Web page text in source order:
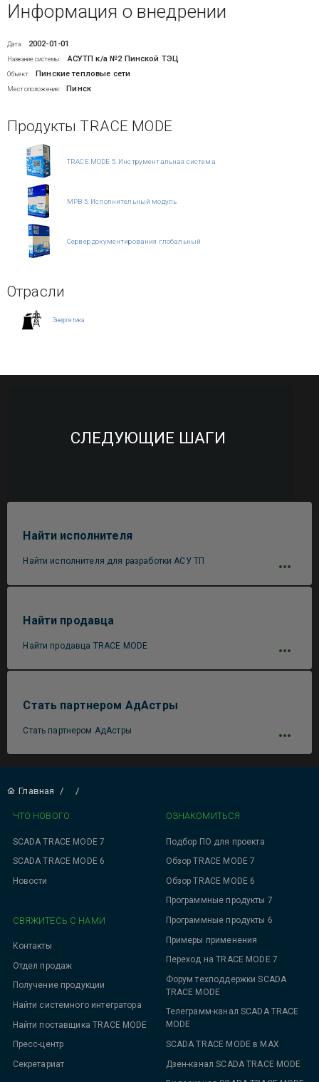
Информация о внедрении
Дата: 2002-01-01
Название системы: АСУТП к/а №2 Пинской ТЭЦ
Объект: Пинские тепловые сети
Местоположение: Пинск
Продукты TRACE MODE
TRACE MODE 5. Инструментальная система
МРВ 5. Исполнительный модуль
Сервер документирования глобальный
Отрасли
Энергетика
СЛЕДУЮЩИЕ ШАГИ
Найти исполнителя
Найти исполнителя для разработки АСУ ТП
Найти продавца
Найти продавца TRACE MODE
Стать партнером АдАстры
Стать партнером АдАстры
Главная / /
ЧТО НОВОГО
SCADA TRACE MODE 7
SCADA TRACE MODE 6
Новости
ОЗНАКОМИТЬСЯ
Подбор ПО для проекта
Обзор TRACE MODE 7
Обзор TRACE MODE 6
Программные продукты 7
Программные продукты 6
Примеры применения
Переход на TRACE MODE 7
Форум техподдержки SCADA
TRACE MODE
Телеграмм-канал SCADA TRACE
MODE
SCADA TRACE MODE в MAX
Дзен-канал SCADA TRACE MODE
СВЯЖИТЕСЬ С НАМИ
Контакты
Отдел продаж
Получение продукции
Найти системного интегратора
Найти поставщика TRACE MODE
Пресс-центр
Секретариат